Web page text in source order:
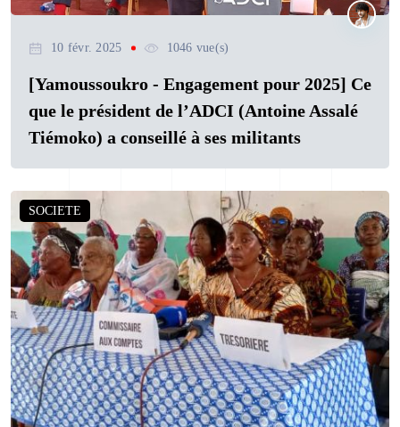
10 févr. 2025 1046 vue(s)
[Yamoussoukro - Engagement pour 2025] Ce
que le président de l’ADCI (Antoine Assalé
Tiémoko) a conseillé à ses militants
SOCIETE